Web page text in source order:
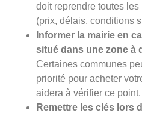
doit reprendre toutes
(prix, délais, conditions
Informer la mairie en
situé dans une zone à
Certaines communes
priorité pour acheter
aidera à vérifier ce point.
Remettre les clés lors